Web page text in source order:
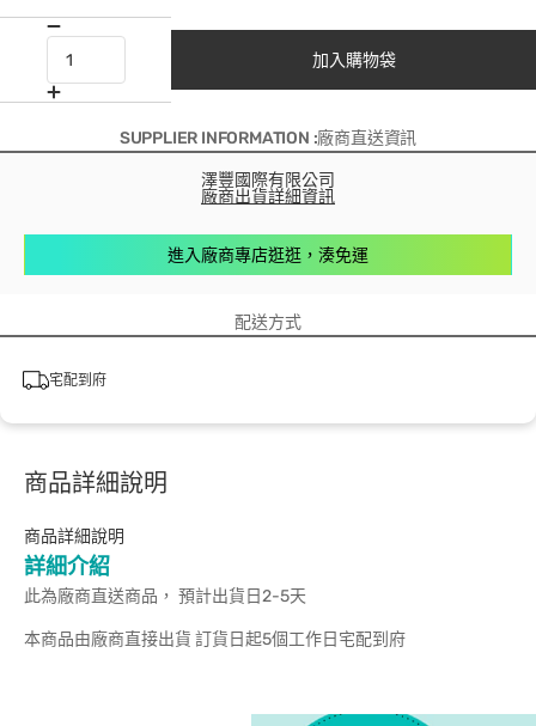
加入購物袋
SUPPLIER INFORMATION :廠商直送資訊
澤豐國際有限公司
廠商出貨詳細資訊
進入廠商專店逛逛，湊免運
配送方式
宅配到府
商品詳細說明
商品詳細說明
詳細介紹
此為廠商直送商品， 預計出貨日2-5天
本商品由廠商直接出貨 訂貨日起5個工作日宅配到府